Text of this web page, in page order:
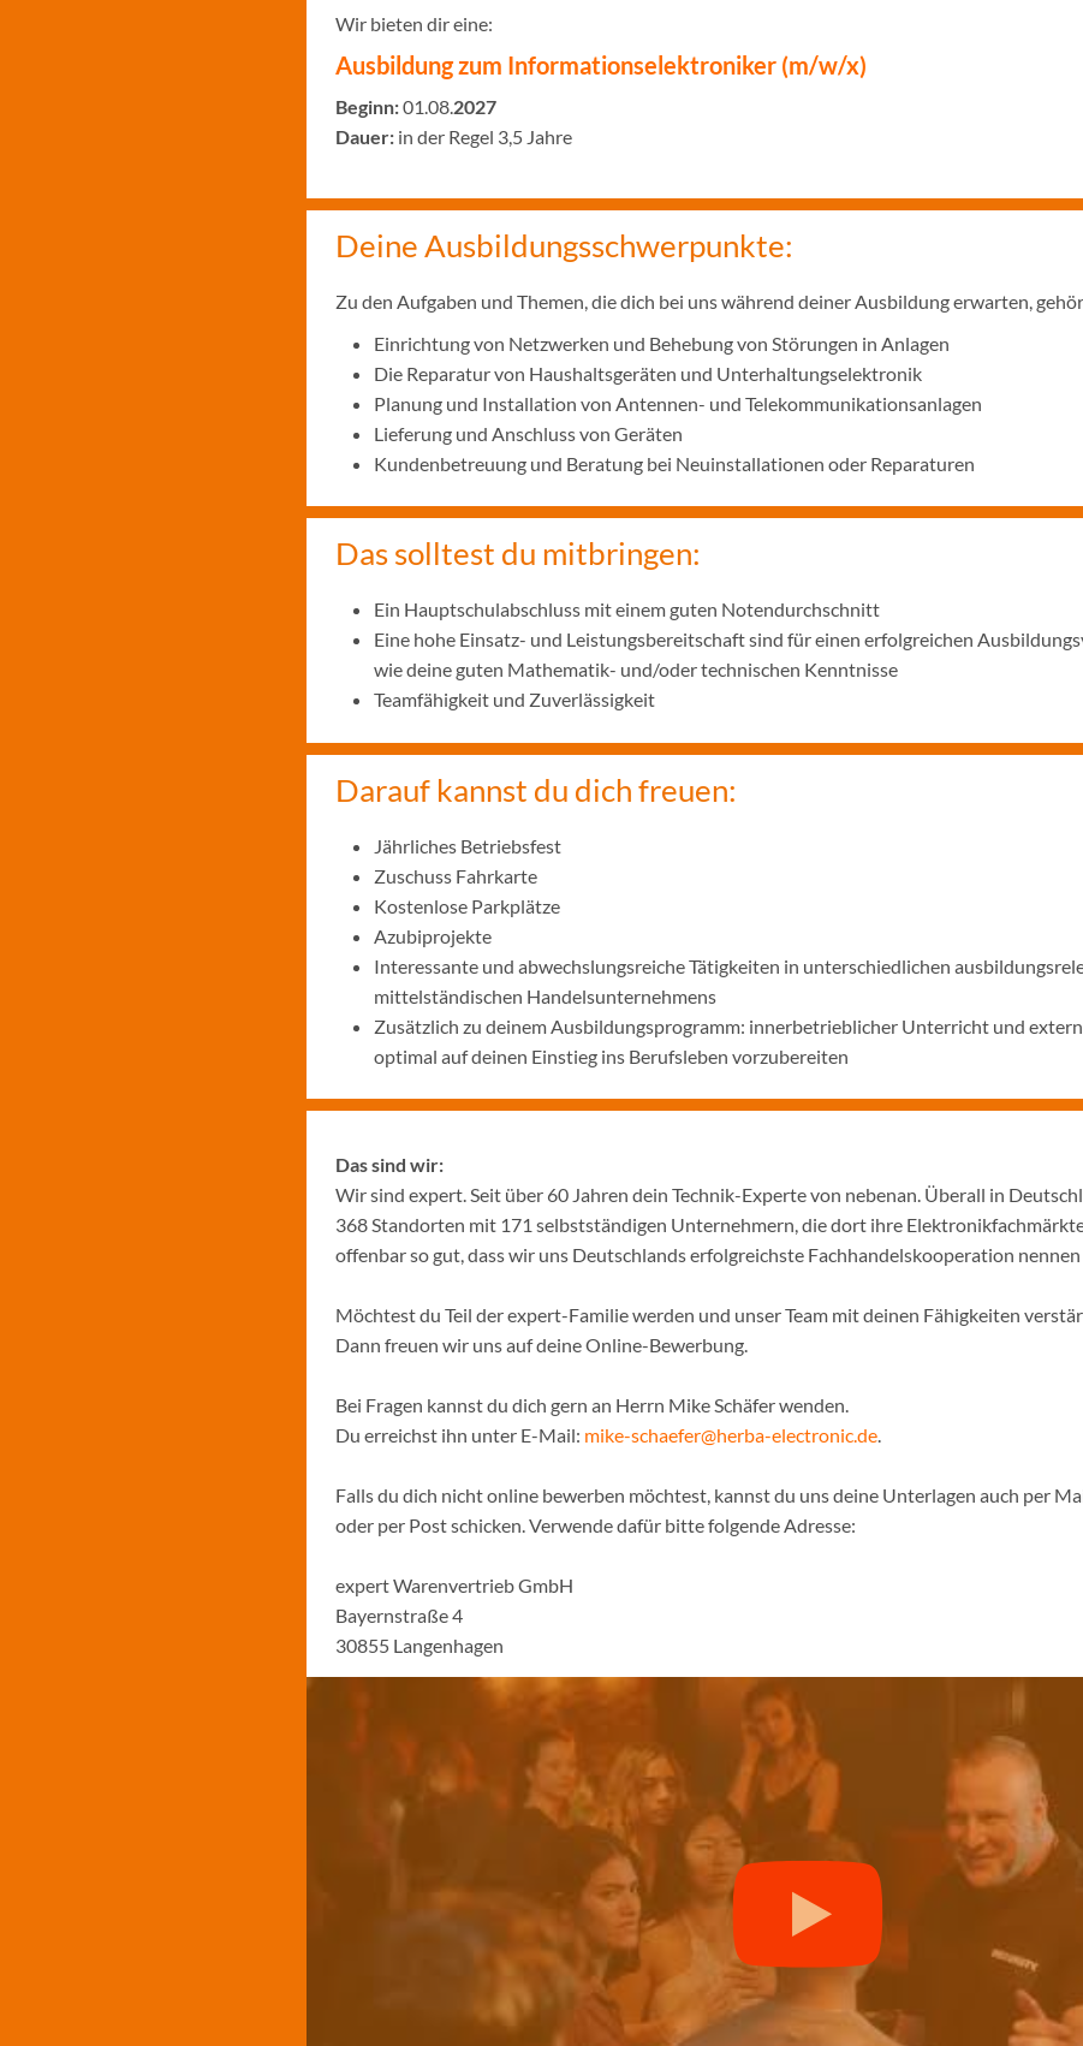
Wir bieten dir eine:
Ausbildung zum In­for­ma­ti­ons­elek­tro­ni­ker (m/w/x)
Beginn:01.08.2027
Dauer: in der Regel 3,5 Jahre
Deine Ausbildungsschwerpunkte:
Zu den Aufgaben und Themen, die dich bei uns während deiner Ausbildung erwarten,
Einrichtung von Netzwerken und Behebung von Störungen in Anlagen
Die Reparatur von Haushaltsgeräten und Unterhaltungselektronik
Planung und Installation von Antennen- und Telekommunikationsanlagen
Lieferung und Anschluss von Geräten
Kundenbetreuung und Beratung bei Neuinstallationen oder Reparaturen
Das solltest du mitbringen:
Ein Hauptschulabschluss mit einem guten Notendurchschnitt
Eine hohe Einsatz- und Leistungsbereitschaft sind für einen erfolgreichen
wie deine guten Mathematik- und/oder technischen Kenntnisse
Teamfähigkeit und Zuverlässigkeit
Darauf kannst du dich freuen:
Jährliches Betriebsfest
Zuschuss Fahrkarte
Kostenlose Parkplätze
Azubiprojekte
Interessante und abwechslungsreiche Tätigkeiten in unterschiedlichen
mittelständischen Handelsunternehmens
Zusätzlich zu deinem Ausbildungsprogramm: innerbetrieblicher Unterricht und
optimal auf deinen Einstieg ins Berufsleben vorzubereiten
Das sind wir:
Wir sind expert. Seit über 60 Jahren dein Technik-Experte von nebenan. Überall in
368 Standorten mit 171 selbstständigen Unternehmern, die dort ihre
offenbar so gut, dass wir uns Deutschlands erfolgreichste Fachhandelskooperation
Möchtest du Teil der expert-Familie werden und unser Team mit deinen Fähigkeiten
Dann freuen wir uns auf deine Online-Bewerbung.
Bei Fragen kannst du dich gern an Herrn Mike Schäfer wenden.
Du erreichst ihn unter E-Mail: mike-schaefer@herba-electronic.de.
Falls du dich nicht online bewerben möchtest, kannst du uns deine Unterlagen auch per
oder per Post schicken. Verwende dafür bitte folgende Adresse:
expert Warenvertrieb GmbH
Bayernstraße 4
30855 Langenhagen